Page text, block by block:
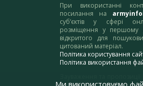
При використанні
посилання на
суб’єктів у сфері
розміщення у першому
відкритого для
цитований матеріал.
Політика користування
Політика використання